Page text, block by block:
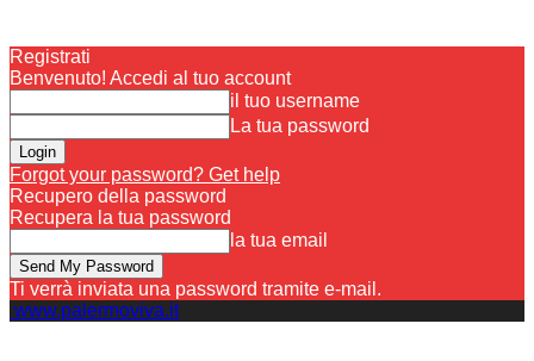
Registrati
Benvenuto! Accedi al tuo account
il tuo username
La tua password
Forgot your password? Get help
Recupero della password
Recupera la tua password
la tua email
Ti verrà inviata una password tramite e-mail.
www.palermoviva.it